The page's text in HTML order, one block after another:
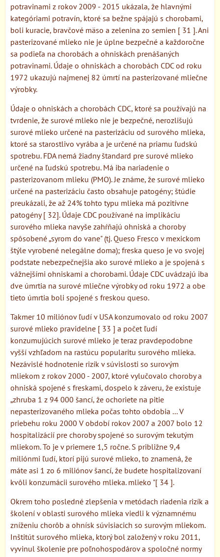
potravinami z rokov 2009 - 2015 ukázala, že hlavnými
kategóriami potravín, ktoré sa bežne spájajú s chorobami,
boli kuracie, bravčové mäso a zelenina zo semien [ 31 ]. Ani
pasterizované mlieko nie je úplne bezpečné a každoročne
sa podieľa na chorobách a ohniskách prenášaných
potravinami. Údaje o ohniskách a chorobách CDC od roku
1972 ukazujú najmenej 82 úmrtí na pasterizované mliečne
výrobky.
Údaje o ohniskách a chorobách CDC, ktoré sa používajú na
tvrdenie, že surové mlieko nie je bezpečné, nerozlišujú
surové mlieko určené na pasterizáciu od surového mlieka,
ktoré sa starostlivo vyrába a je určené na priamu ľudskú
spotrebu. FDA nemá žiadny štandard pre surové mlieko
určené na ľudskú spotrebu. Má iba nariadenie o
pasterizovanom mlieku (PMO). Je známe, že surové mlieko
určené na pasterizáciu často obsahuje patogény; štúdie
preukázali, že až 24% tohto typu mlieka má pozitívne
patogény [ 32]. Údaje CDC používané na implikáciu
surového mlieka navyše zahŕňajú ohniská a choroby
spôsobené „syrom do vane" (tj. Queso Fresco v mexickom
štýle vyrobené nelegálne doma); freska queso je vo svojej
podstate nebezpečnejšia ako surové mlieko a je spojená s
vážnejšími ohniskami a chorobami. Údaje CDC uvádzajú iba
dve úmrtia na surové mliečne výrobky od roku 1972 a obe
tieto úmrtia boli spojené s freskou queso.
Takmer 10 miliónov ľudí v USA konzumovalo od roku 2007
surové mlieko pravidelne [ 33 ] a počet ľudí
konzumujúcich surové mlieko je teraz pravdepodobne
vyšší vzhľadom na rastúcu popularitu surového mlieka.
Nezávislé hodnotenie rizík v súvislosti so surovým
mliekom z rokov 2000 - 2007, ktoré vylučovalo choroby a
ohniská spojené s freskami, dospelo k záveru, že existuje
„zhruba 1 z 94 000 šancí, že ochoriete na pitie
nepasterizovaného mlieka počas tohto obdobia ... V
priebehu roku 2000 V období rokov 2007 a 2007 bolo 12
hospitalizácií pre choroby spojené so surovým tekutým
mliekom. To je v priemere 1,5 ročne. S približne 9,4
miliónmi ľudí, ktorí pijú surové mlieko, to znamená, že
máte asi 1 zo 6 miliónov šancí, že budete hospitalizovaní
kvôli konzumácii surového mlieka. mlieko "[ 34 ].
Okrem toho posledné zlepšenia v metódach riadenia rizík a
školení v oblasti surového mlieka viedli k významnému
zníženiu chorôb a ohnísk súvisiacich so surovým mliekom.
Inštitút surového mlieka, ktorý bol založený v roku 2011,
vyvinul školenie pre poľnohospodárov a spoločné normy